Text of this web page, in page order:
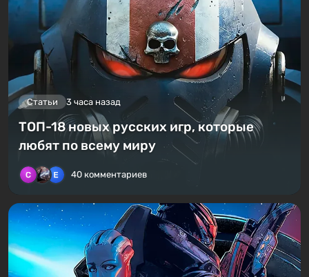
Статьи 3 часа назад
ТОП-18 новых русских игр, которые
любят по всему миру
40 комментариев